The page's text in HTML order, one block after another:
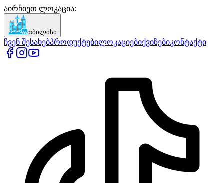
აირჩიეთ ლოკაცია:
თბილისი
ჩვენ შესახებპროდუქტებილოკაციებიქვიზებიკონტაქტი